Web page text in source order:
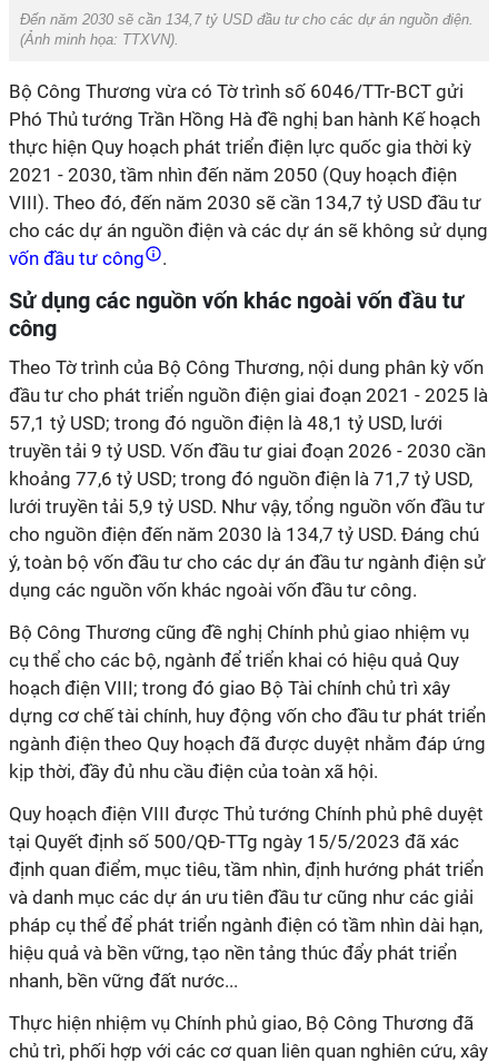
Đến năm 2030 sẽ cần 134,7 tỷ USD đầu tư cho các dự án nguồn điện.
(Ảnh minh họa: TTXVN).
Bộ Công Thương vừa có Tờ trình số 6046/TTr-BCT gửi
Phó Thủ tướng Trần Hồng Hà đề nghị ban hành Kế hoạch
thực hiện Quy hoạch phát triển điện lực quốc gia thời kỳ
2021 - 2030, tầm nhìn đến năm 2050 (Quy hoạch điện
VIII). Theo đó, đến năm 2030 sẽ cần 134,7 tỷ USD đầu tư
cho các dự án nguồn điện và các dự án sẽ không sử dụng
vốn đầu tư công
.
Sử dụng các nguồn vốn khác ngoài vốn đầu tư
công
Theo Tờ trình của Bộ Công Thương, nội dung phân kỳ vốn
đầu tư cho phát triển nguồn điện giai đoạn 2021 - 2025 là
57,1 tỷ USD; trong đó nguồn điện là 48,1 tỷ USD, lưới
truyền tải 9 tỷ USD. Vốn đầu tư giai đoạn 2026 - 2030 cần
khoảng 77,6 tỷ USD; trong đó nguồn điện là 71,7 tỷ USD,
lưới truyền tải 5,9 tỷ USD. Như vậy, tổng nguồn vốn đầu tư
cho nguồn điện đến năm 2030 là 134,7 tỷ USD. Đáng chú
ý, toàn bộ vốn đầu tư cho các dự án đầu tư ngành điện sử
dụng các nguồn vốn khác ngoài vốn đầu tư công.
Bộ Công Thương cũng đề nghị Chính phủ giao nhiệm vụ
cụ thể cho các bộ, ngành để triển khai có hiệu quả Quy
hoạch điện VIII; trong đó giao Bộ Tài chính chủ trì xây
dựng cơ chế tài chính, huy động vốn cho đầu tư phát triển
ngành điện theo Quy hoạch đã được duyệt nhằm đáp ứng
kịp thời, đầy đủ nhu cầu điện của toàn xã hội.
Quy hoạch điện VIII được Thủ tướng Chính phủ phê duyệt
tại Quyết định số 500/QĐ-TTg ngày 15/5/2023 đã xác
định quan điểm, mục tiêu, tầm nhìn, định hướng phát triển
và danh mục các dự án ưu tiên đầu tư cũng như các giải
pháp cụ thể để phát triển ngành điện có tầm nhìn dài hạn,
hiệu quả và bền vững, tạo nền tảng thúc đẩy phát triển
nhanh, bền vững đất nước...
Thực hiện nhiệm vụ Chính phủ giao, Bộ Công Thương đã
chủ trì, phối hợp với các cơ quan liên quan nghiên cứu, xây